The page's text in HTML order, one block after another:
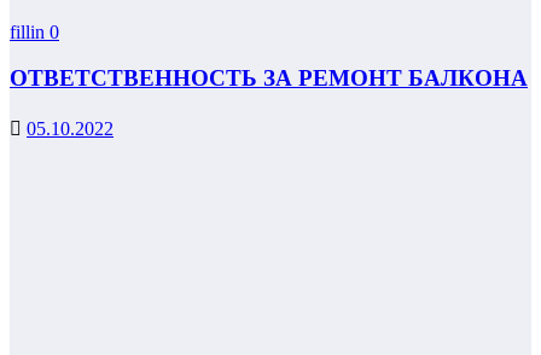
fillin 0
ОТВЕТСТВЕННОСТЬ ЗА РЕМОНТ БАЛКОНА
05.10.2022